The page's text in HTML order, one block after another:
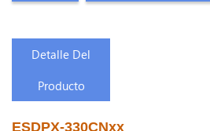
Detalle Del
Producto
ESDPX-330CNxx